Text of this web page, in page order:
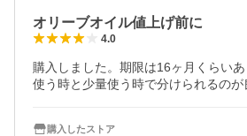
オリーブオイル値上げ前に
4.0
購入しました。期限は16ヶ月くらい
使う時と少量使う時で分けられるのが
購入したストア